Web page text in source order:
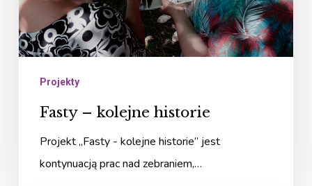
Projekty
Fasty – kolejne historie
Projekt „Fasty - kolejne historie” jest
kontynuacją prac nad zebraniem,…